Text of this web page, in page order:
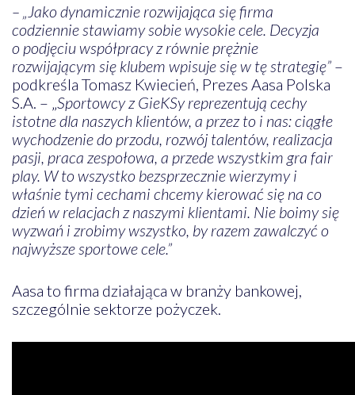
– „Jako dynamicznie rozwijająca się firma
codziennie stawiamy sobie wysokie cele. Decyzja
o podjęciu współpracy z równie prężnie
rozwijającym się klubem wpisuje się w tę strategię”–
podkreśla Tomasz Kwiecień, Prezes Aasa Polska
S.A. – „Sportowcy z GieKSy reprezentują cechy
istotne dla naszych klientów, a przez to i nas: ciągłe
wychodzenie do przodu, rozwój talentów, realizacja
pasji, praca zespołowa, a przede wszystkim gra fair
play. W to wszystko bezsprzecznie wierzymy i
właśnie tymi cechami chcemy kierować się na co
dzień w relacjach z naszymi klientami. Nie boimy się
wyzwań i zrobimy wszystko, by razem zawalczyć o
najwyższe sportowe cele.”
Aasa to firma działająca w branży bankowej,
szczególnie sektorze pożyczek.